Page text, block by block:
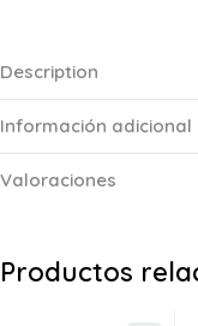
Description
Información adicional
Valoraciones
Productos